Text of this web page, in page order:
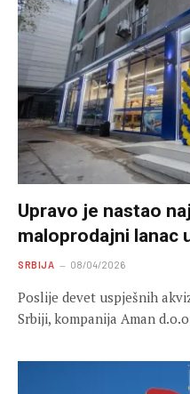
Upravo je nastao
maloprodajni lanac
SRBIJA 08/04/2026
Poslije devet uspješnih
Srbiji, kompanija Aman